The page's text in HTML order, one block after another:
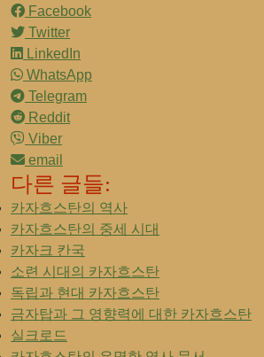
Facebook
Twitter
LinkedIn
WhatsApp
Telegram
Reddit
Viber
email
다른 글들:
카자흐스탄의 역사
카자흐스탄의 중세 시대
카자크 칸국
소련 시대의 카자흐스탄
독립과 현대 카자흐스탄
금자탑과 그 영향력에 대한 카자흐스탄
실크로드